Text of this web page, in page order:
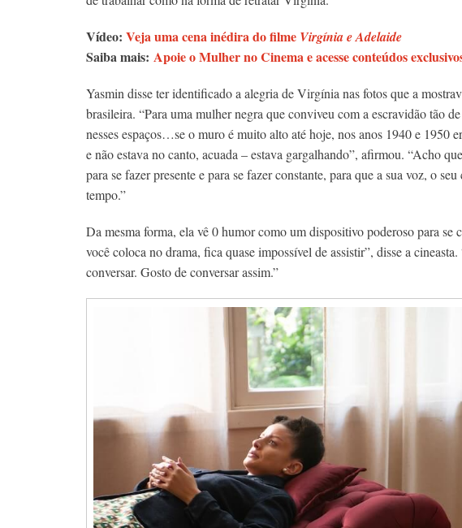
Vídeo: Veja uma cena inédira do filme Virgínia e Adelaide
Saiba mais: Apoie o Mulher no Cinema e acesse conteúdos
Yasmin disse ter identificado a alegria de Virgínia nas fotos que a
brasileira. “Para uma mulher negra que conviveu com a escravidão tão
nesses espaços…se o muro é muito alto até hoje, nos anos 1940 e 1950
e não estava no canto, acuada – estava gargalhando”, afirmou. “Acho
para se fazer presente e para se fazer constante, para que a sua voz, o
tempo.”
Da mesma forma, ela vê 0 humor como um dispositivo poderoso para se
você coloca no drama, fica quase impossível de assistir”, disse a
conversar. Gosto de conversar assim.”